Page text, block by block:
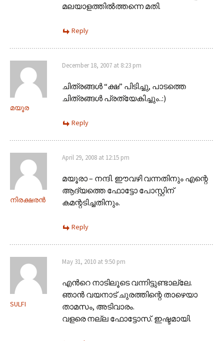
മലയാളത്തില്‍ത്തന്നെ മതി.
Reply
മയൂര
December 18, 2007 at 8:23 pm
ചിത്രങ്ങള്‍ “ക്ഷ” പിടിച്ചു, പാടത്തെ
ചിത്രങ്ങള്‍ പ്രത്യേകിച്ചും..:)
Reply
നിരക്ഷരന്‍
April 29, 2008 at 12:15 pm
മയൂരാ – നന്ദി. ഈവഴി വന്നതിനും എന്റെ
ആദ്യത്തെ ഫോട്ടോ പോസ്റ്റിന്
കമന്റടിച്ചതിനും.
Reply
SULFI
May 31, 2010 at 9:50 pm
എന്‍റെ നാടിലൂടെ വന്നിട്ടുണ്ടാല്ലേ.
ഞാന്‍ വയനാട് ചുരത്തിന്റെ താഴെയാ
താമസം, അടിവാരം.
വളരെ നല്ല ഫോട്ടോസ്. ഇഷ്ടമായി.